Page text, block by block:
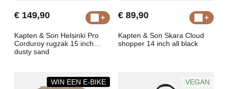
€ 149,90
Kapten & Son Helsinki Pro
Corduroy rugzak 15 inch
dusty sand
€ 89,90
Kapten & Son Skara Cloud
shopper 14 inch all black
WIN EEN E-BIKE
VEGAN